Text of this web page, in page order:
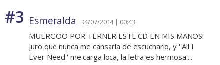
#3 Esmeralda 04/07/2014 | 00:43
MUEROOO POR TERNER ESTE CD EN MIS MANOS!
juro que nunca me cansaría de escucharlo, y ''All I
Ever Need'' me carga loca, la letra es hermosa....